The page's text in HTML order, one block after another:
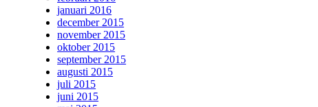
januari 2016
december 2015
november 2015
oktober 2015
september 2015
augusti 2015
juli 2015
juni 2015